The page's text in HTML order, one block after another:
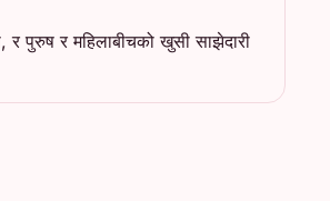
र पुरुष र महिलाबीचको खुसी साझेदारी